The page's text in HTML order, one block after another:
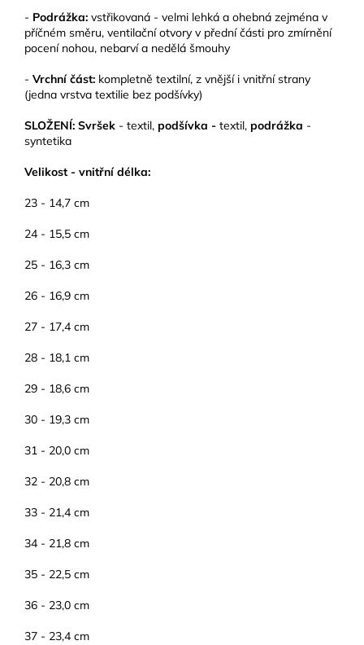
- Podrážka: vstřikovaná - velmi lehká a ohebná zejména v
příčném směru, ventilační otvory v přední části pro zmírnění
pocení nohou, nebarví a nedělá šmouhy
- Vrchní část: kompletně textilní, z vnější i vnitřní strany
(jedna vrstva textilie bez podšívky)
SLOŽENÍ: Svršek - textil, podšívka - textil, podrážka -
syntetika
Velikost - vnitřní délka:
23 - 14,7 cm
24 - 15,5 cm
25 - 16,3 cm
26 - 16,9 cm
27 - 17,4 cm
28 - 18,1 cm
29 - 18,6 cm
30 - 19,3 cm
31 - 20,0 cm
32 - 20,8 cm
33 - 21,4 cm
34 - 21,8 cm
35 - 22,5 cm
36 - 23,0 cm
37 - 23,4 cm